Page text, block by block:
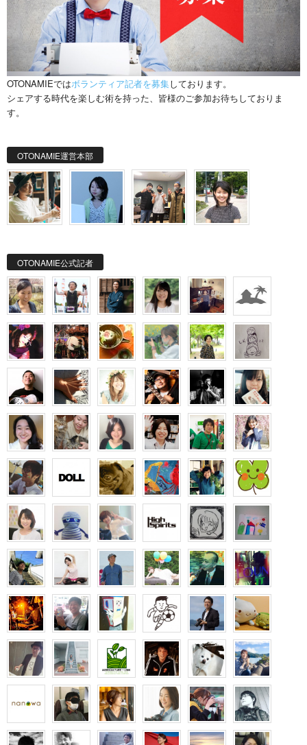
OTONAMIEではボランティア記者を募集しております。
シェアする時代を楽しむ術を持った、皆様のご参加お待ちしておりま
す。
OTONAMIE運営本部
OTONAMIE公式記者